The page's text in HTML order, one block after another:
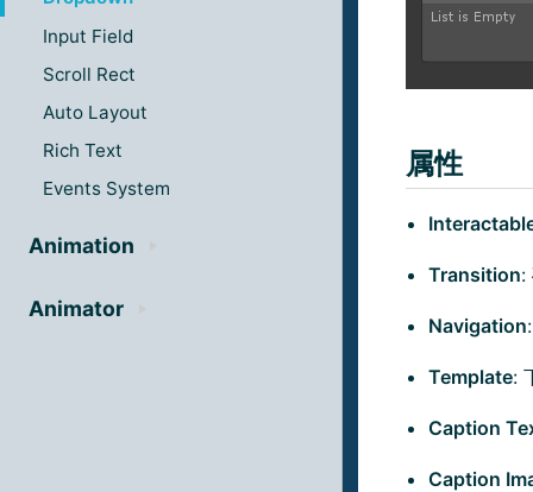
Input Field
Scroll Rect
Auto Layout
Rich Text
Events System
Animation
Animator
属性
Transition:
Navigation
Template:
Caption
Caption